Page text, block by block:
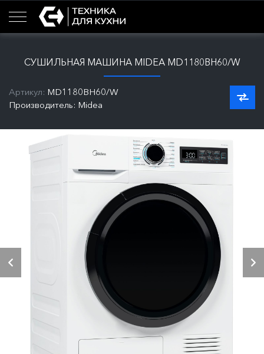
СУШИЛЬНАЯ МАШИНА MIDEA MD1180BH60/W
Артикул: MD1180BH60/W
Производитель: Midea